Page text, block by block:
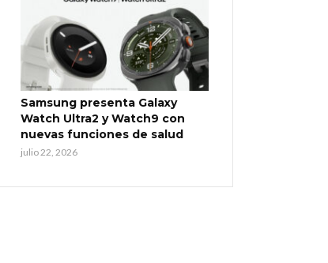
Samsung presenta Galaxy
Watch Ultra2 y Watch9 con
nuevas funciones de salud
julio 22, 2026